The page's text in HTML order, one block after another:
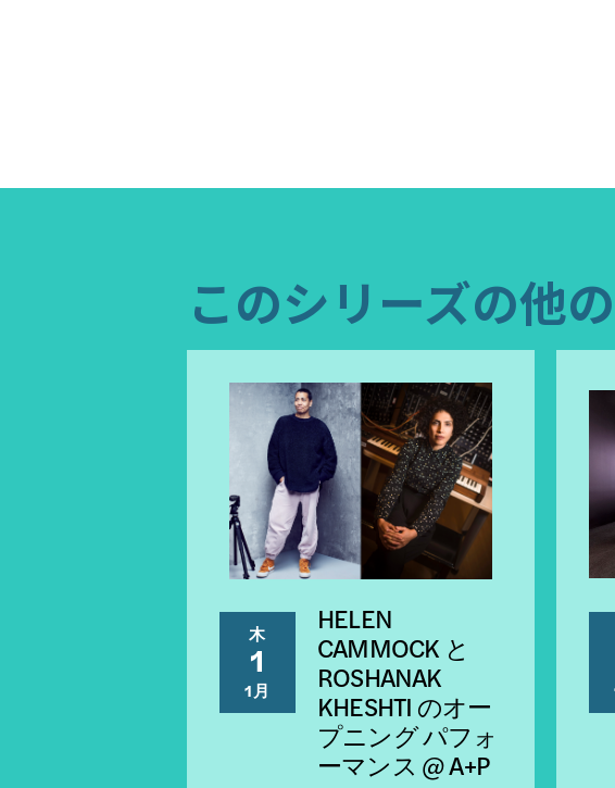
このシリーズの他
木
1
1月
HELEN
CAMMOCK と
ROSHANAK
KHESHTI のオー
プニング パフォ
ーマンス @ A+P